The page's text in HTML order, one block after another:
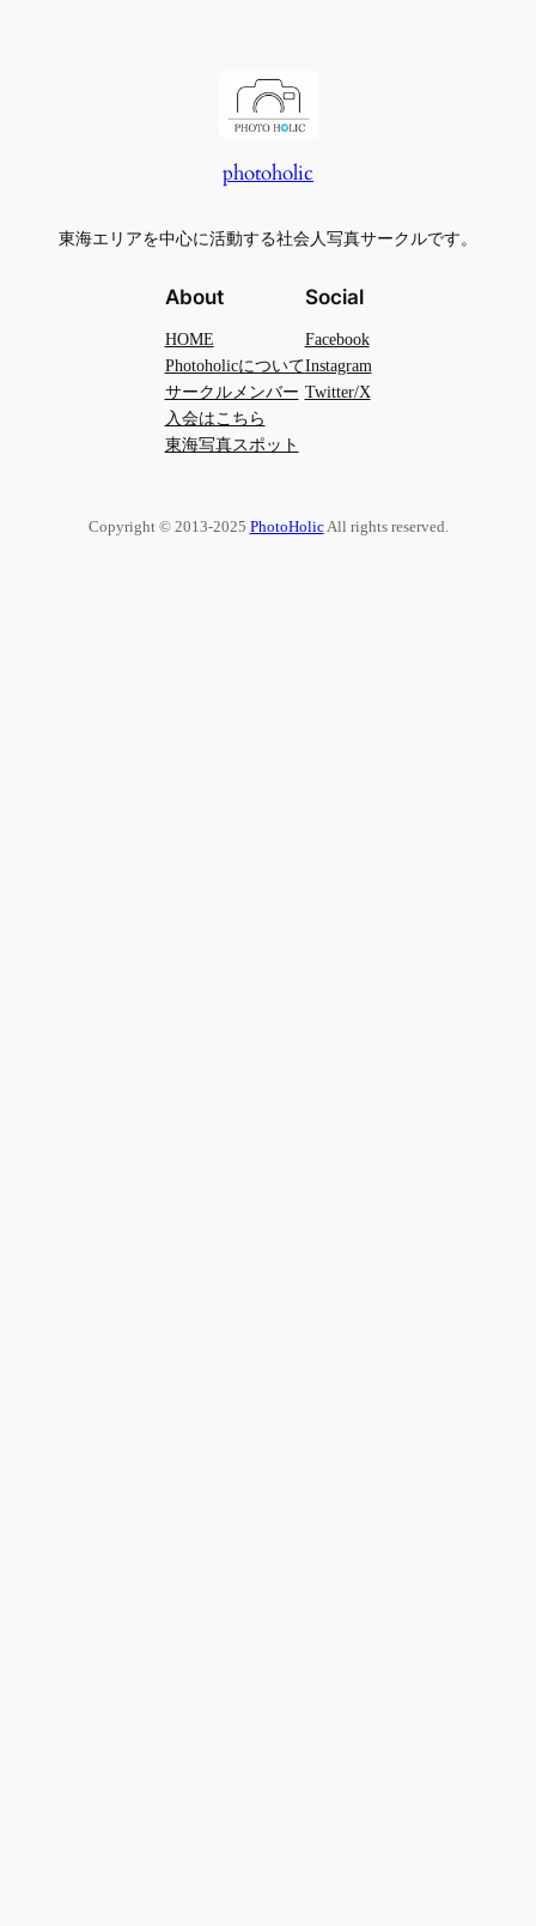
photoholic
東海エリアを中心に活動する社会人写真サークルです。
About
HOME
Photoholicについて
サークルメンバー
入会はこちら
東海写真スポット
Social
Facebook
Instagram
Twitter/X
Copyright © 2013-2025 PhotoHolicAll rights reserved.